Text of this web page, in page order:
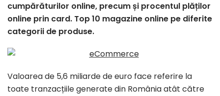
cumpărăturilor online, precum și procentul plăților
online prin card. Top 10 magazine online pe diferite
categorii de produse.
Valoarea de 5,6 miliarde de euro face referire la
toate tranzacțiile generate din România atât către